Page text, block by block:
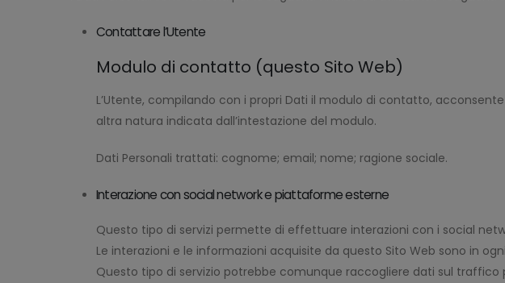
Contattare l’Utente
Modulo di contatto (questo Sito Web)
L’Utente, compilando con i propri Dati il modulo di contatto,
altra natura indicata dall’intestazione del modulo.
Dati Personali trattati: cognome; email; nome; ragione sociale.
Interazione con social network e piattaforme esterne
Questo tipo di servizi permette di effettuare interazioni con i social
Le interazioni e le informazioni acquisite da questo Sito Web sono in
Questo tipo di servizio potrebbe comunque raccogliere dati sul traffico